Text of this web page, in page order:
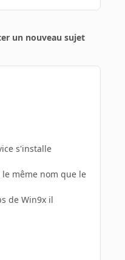
un nouveau sujet
s'installe
même nom que le
de Win9x il